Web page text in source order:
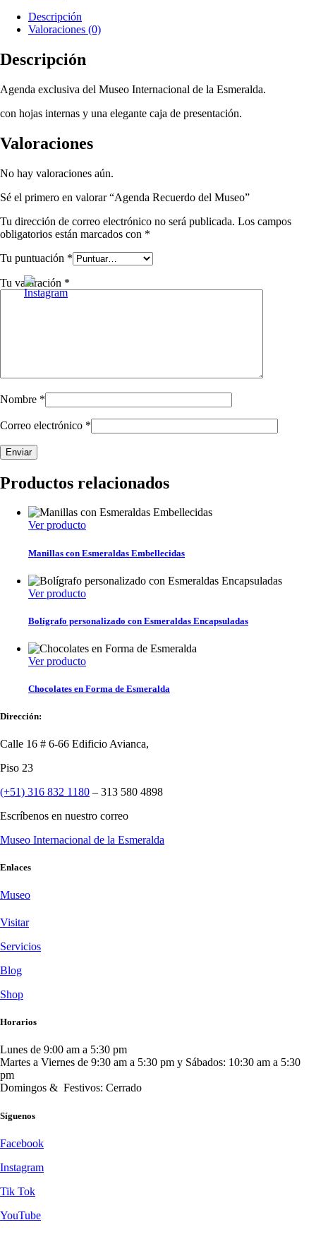
Descripción
Valoraciones (0)
Descripción
Agenda exclusiva del Museo Internacional de la Esmeralda.
con hojas internas y una elegante caja de presentación.
Valoraciones
No hay valoraciones aún.
Sé el primero en valorar “Agenda Recuerdo del Museo”
Tu dirección de correo electrónico no será publicada. Los campos
obligatorios están marcados con *
Tu puntuación *
Tu valoración *
Nombre *
Correo electrónico *
Productos relacionados
Ver producto
Manillas con Esmeraldas Embellecidas
Ver producto
Bolígrafo personalizado con Esmeraldas Encapsuladas
Ver producto
Chocolates en Forma de Esmeralda
Dirección:
Calle 16 # 6-66 Edificio Avianca,
Piso 23
(+51) 316 832 1180 – 313 580 4898
Escríbenos en nuestro correo
Museo Internacional de la Esmeralda
Enlaces
Museo
Visitar
Servicios
Blog
Shop
Horarios
Lunes de 9:00 am a 5:30 pm
Martes a Viernes de 9:30 am a 5:30 pm y Sábados: 10:30 am a 5:30
pm
Domingos & Festivos: Cerrado
Síguenos
Facebook
Instagram
Tik Tok
YouTube